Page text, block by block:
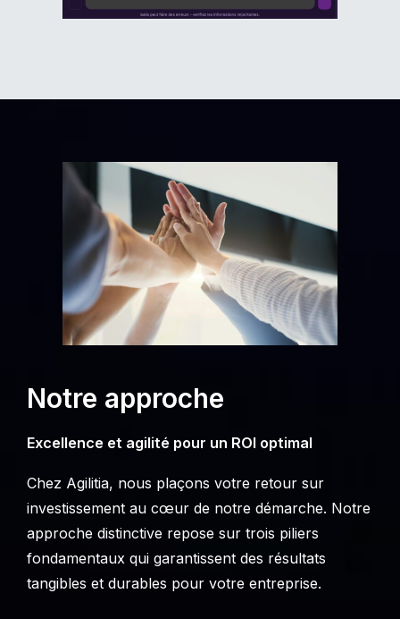
Notre approche
Excellence et agilité pour un ROI optimal
Chez Agilitia, nous plaçons votre retour sur
investissement au cœur de notre démarche. Notre
approche distinctive repose sur trois piliers
fondamentaux qui garantissent des résultats
tangibles et durables pour votre entreprise.